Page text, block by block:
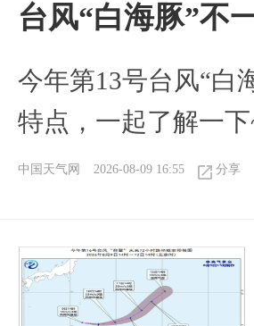
台风“白海豚”不
今年第13号台风“白
特点，一起了解一
中国天气网 2026-08-09 16:55 分享